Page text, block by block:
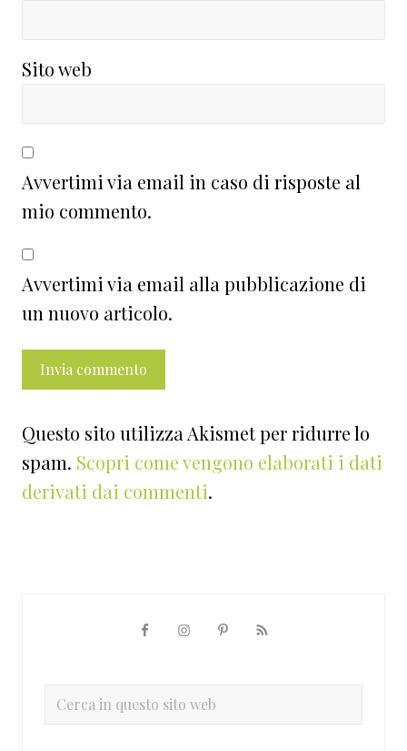
Sito web
Avvertimi via email in caso di risposte al
mio commento.
Avvertimi via email alla pubblicazione di
un nuovo articolo.
Questo sito utilizza Akismet per ridurre lo
spam. Scopri come vengono elaborati i dati
derivati dai commenti.
primaria
Cerca